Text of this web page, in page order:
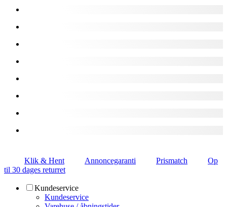
Klik & Hent Annoncegaranti Prismatch
Op
til 30 dages returret
Kundeservice
Kundeservice